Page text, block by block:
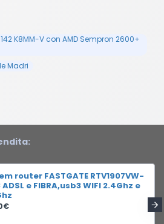
K8MM-V con AMD Sempron 2600+
Madri
router FASTGATE RTV1907VW-
ADSL e FIBRA,usb3 WIFI 2.4Ghz e